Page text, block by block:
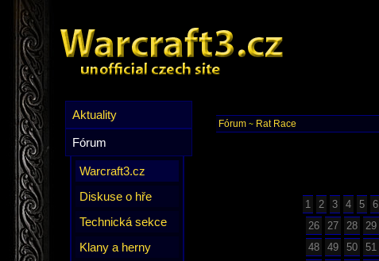
Aktuality
Fórum
Warcraft3.cz
Diskuse o hře
Technická sekce
Klany a herny
Fórum ~ Rat Race
1 2 3 4 5 6
26
27 28 29
48
49 50 51